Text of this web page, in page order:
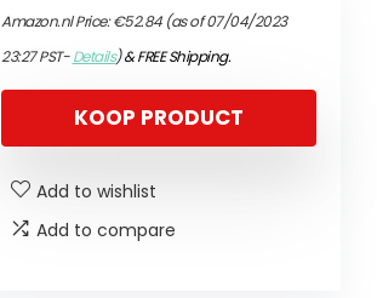
Amazon.nl Price:€52.84(as of 07/04/2023
23:27 PST-Details)&FREE Shipping.
KOOP PRODUCT
Add to wishlist
Add to compare